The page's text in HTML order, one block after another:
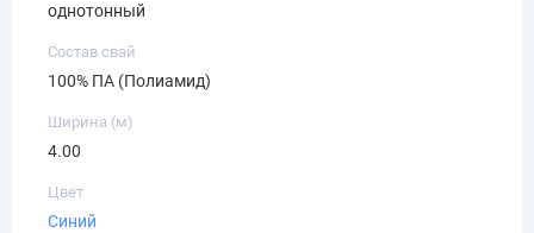
однотонный
Состав свай
100% ПА (Полиамид)
Ширина (м)
4.00
Цвет
Синий